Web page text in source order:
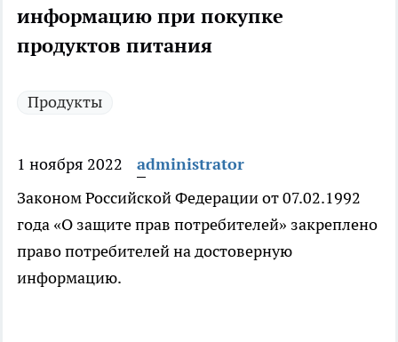
информацию при покупке
продуктов питания
Продукты
1 ноября 2022
administrator
Законом Российской Федерации от 07.02.1992
года «О защите прав потребителей» закреплено
право потребителей на достоверную
информацию.